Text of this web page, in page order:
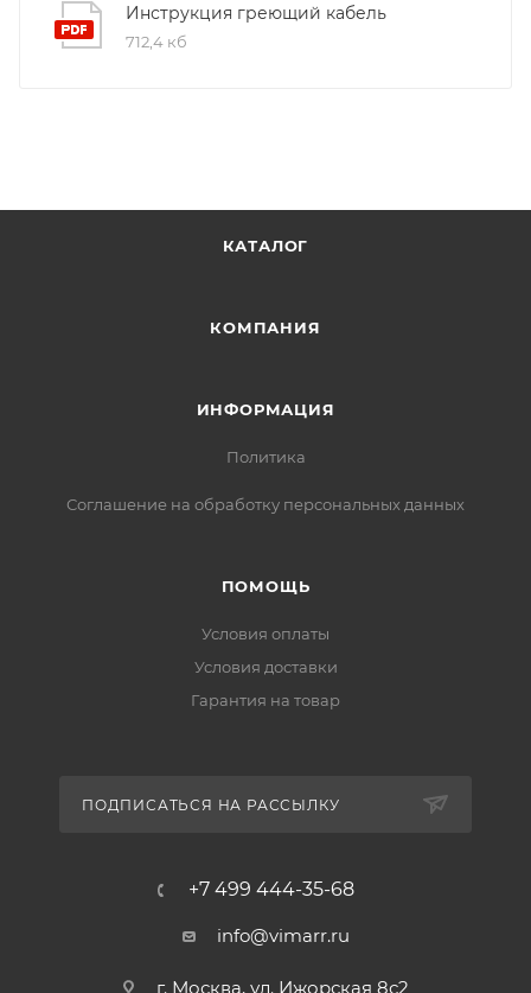
Инструкция греющий кабель
712,4 кб
КАТАЛОГ
КОМПАНИЯ
ИНФОРМАЦИЯ
Политика
Соглашение на обработку персональных данных
ПОМОЩЬ
Условия оплаты
Условия доставки
Гарантия на товар
ПОДПИСАТЬСЯ НА РАССЫЛКУ
+7 499 444-35-68
info@vimarr.ru
г. Москва, ул. Ижорская 8с2